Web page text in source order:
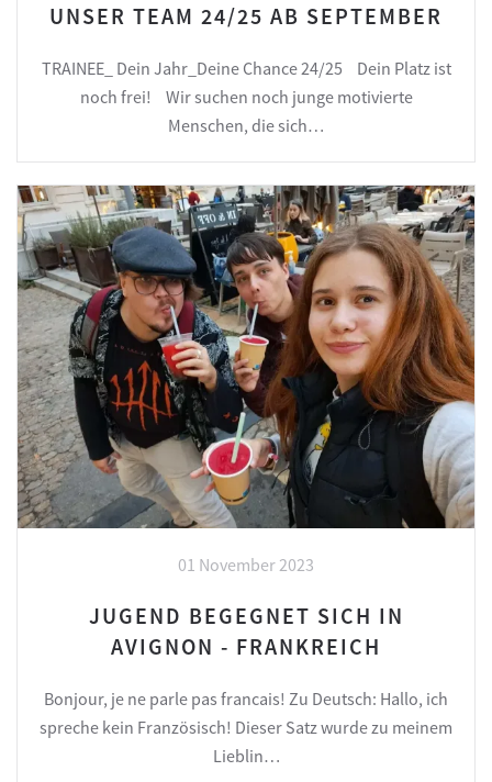
UNSER TEAM 24/25 AB SEPTEMBER
TRAINEE_ Dein Jahr_Deine Chance 24/25 Dein Platz ist
noch frei! Wir suchen noch junge motivierte
Menschen, die sich…
01 November 2023
JUGEND BEGEGNET SICH IN
AVIGNON - FRANKREICH
Bonjour, je ne parle pas francais! Zu Deutsch: Hallo, ich
spreche kein Französisch! Dieser Satz wurde zu meinem
Lieblin…